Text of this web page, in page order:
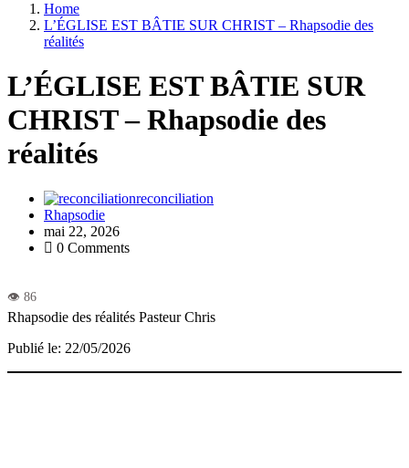
Home
L’ÉGLISE EST BÂTIE SUR CHRIST – Rhapsodie des
réalités
L’ÉGLISE EST BÂTIE SUR
CHRIST – Rhapsodie des
réalités
reconciliation
Rhapsodie
mai 22, 2026
0 Comments
Rhapsodie des réalités Pasteur Chris
Publié le: 22/05/2026